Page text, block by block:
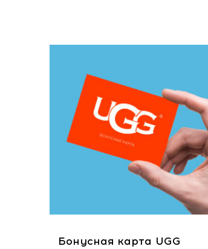
Бонусная карта UGG